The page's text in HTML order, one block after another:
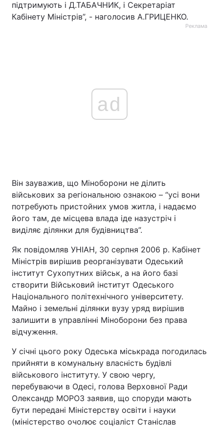
підтримують і Д.ТАБАЧНИК, і Секретаріат
Кабінету Міністрів”, - наголосив А.ГРИЦЕНКО.
Реклама
ad
Він зауважив, що Міноборони не ділить
військових за регіональною ознакою – “усі вони
потребують пристойних умов житла, і надаємо
його там, де місцева влада іде назустріч і
виділяє ділянки для будівництва”.
Як повідомляв УНІАН, 30 серпня 2006 р. Кабінет
Міністрів вирішив реорганізувати Одеський
інститут Сухопутних військ, а на його базі
створити Військовий інститут Одеського
Національного політехнічного університету.
Майно і земельні ділянки вузу уряд вирішив
залишити в управлінні Міноборони без права
відчуження.
У січні цього року Одеська міськрада погодилась
прийняти в комунальну власність будівлі
військового інституту. У свою чергу,
перебуваючи в Одесі, голова Верховної Ради
Олександр МОРОЗ заявив, що споруди мають
бути передані Міністерству освіти і науки
(міністерство очолює соціаліст Станіслав